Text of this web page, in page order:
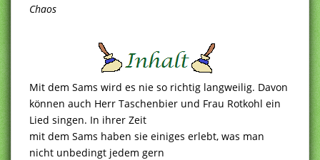
Chaos
Mit dem Sams wird es nie so richtig langweilig. Davon
können auch Herr Taschenbier und Frau Rotkohl ein
Lied singen. In ihrer Zeit
mit dem Sams haben sie einiges erlebt, was man
nicht unbedingt jedem gern